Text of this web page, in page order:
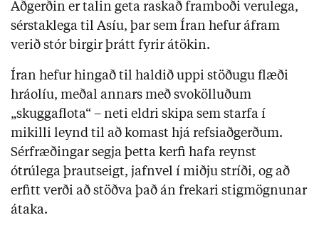
Aðgerðin er talin geta raskað framboði verulega,
sérstaklega til Asíu, þar sem Íran hefur áfram
verið stór birgir þrátt fyrir átökin.
Íran hefur hingað til haldið uppi stöðugu flæði
hráolíu, meðal annars með svokölluðum
„skuggaflota“ – neti eldri skipa sem starfa í
mikilli leynd til að komast hjá refsiaðgerðum.
Sérfræðingar segja þetta kerfi hafa reynst
ótrúlega þrautseigt, jafnvel í miðju stríði, og að
erfitt verði að stöðva það án frekari stigmögnunar
átaka.